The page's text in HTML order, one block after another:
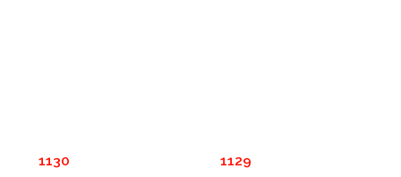
1130
1129